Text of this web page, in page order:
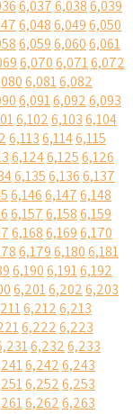
6,0376,0386,039
6,0486,0496,050
6,0596,0606,061
6,0706,0716,072
6,0816,082
6,0916,0926,093
6,1026,1036,104
6,1136,1146,115
6,1246,1256,126
6,1356,1366,137
6,1466,1476,148
6,1576,1586,159
6,1686,1696,170
6,1796,1806,181
6,1906,1916,192
6,2016,2026,203
6,2126,213
6,2226,223
6,2326,233
6,2426,243
6,2526,253
6,2626,263